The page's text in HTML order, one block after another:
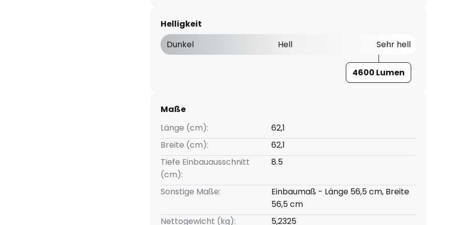
Die aus weiß
eine ideale direkte
dimmbar)
Helligkeit
Dunkel
Hell Sehr hell
4600 Lumen
Maße
Länge (cm):
62,1
Breite (cm):
62,1
Tiefe Einbauausschnitt
(cm):
8.5
Sonstige Maße:
Einbaumaß - Länge 56,5 cm, Breite
56,5 cm
Nettogewicht (kg):
5,2325